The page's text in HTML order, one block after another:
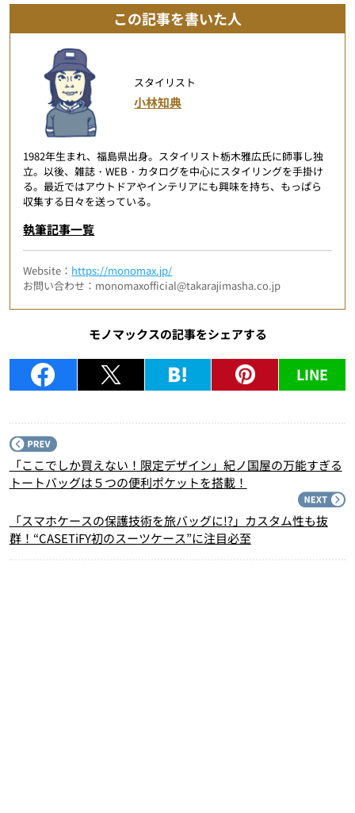
この記事を書いた人
スタイリスト
小林知典
1982年生まれ、福島県出身。スタイリスト栃木雅広氏に師事し独
立。以後、雑誌・WEB・カタログを中心にスタイリングを手掛け
る。最近ではアウトドアやインテリアにも興味を持ち、もっぱら
収集する日々を送っている。
執筆記事一覧
Website： https://monomax.jp/
お問い合わせ：monomaxofficial@takarajimasha.co.jp
モノマックスの記事をシェアする
LINE
「ここでしか買えない！限定デザイン」紀ノ国屋の万能すぎる
トートバッグは５つの便利ポケットを搭載！
「スマホケースの保護技術を旅バッグに!?」カスタム性も抜
群！“CASETiFY初のスーツケース”に注目必至